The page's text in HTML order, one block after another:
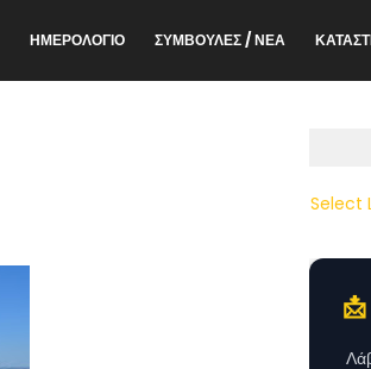
ΗΜΕΡΟΛΟΓΙΟ ΣΥΜΒΟΥΛΕΣ / ΝΕΑ
Select